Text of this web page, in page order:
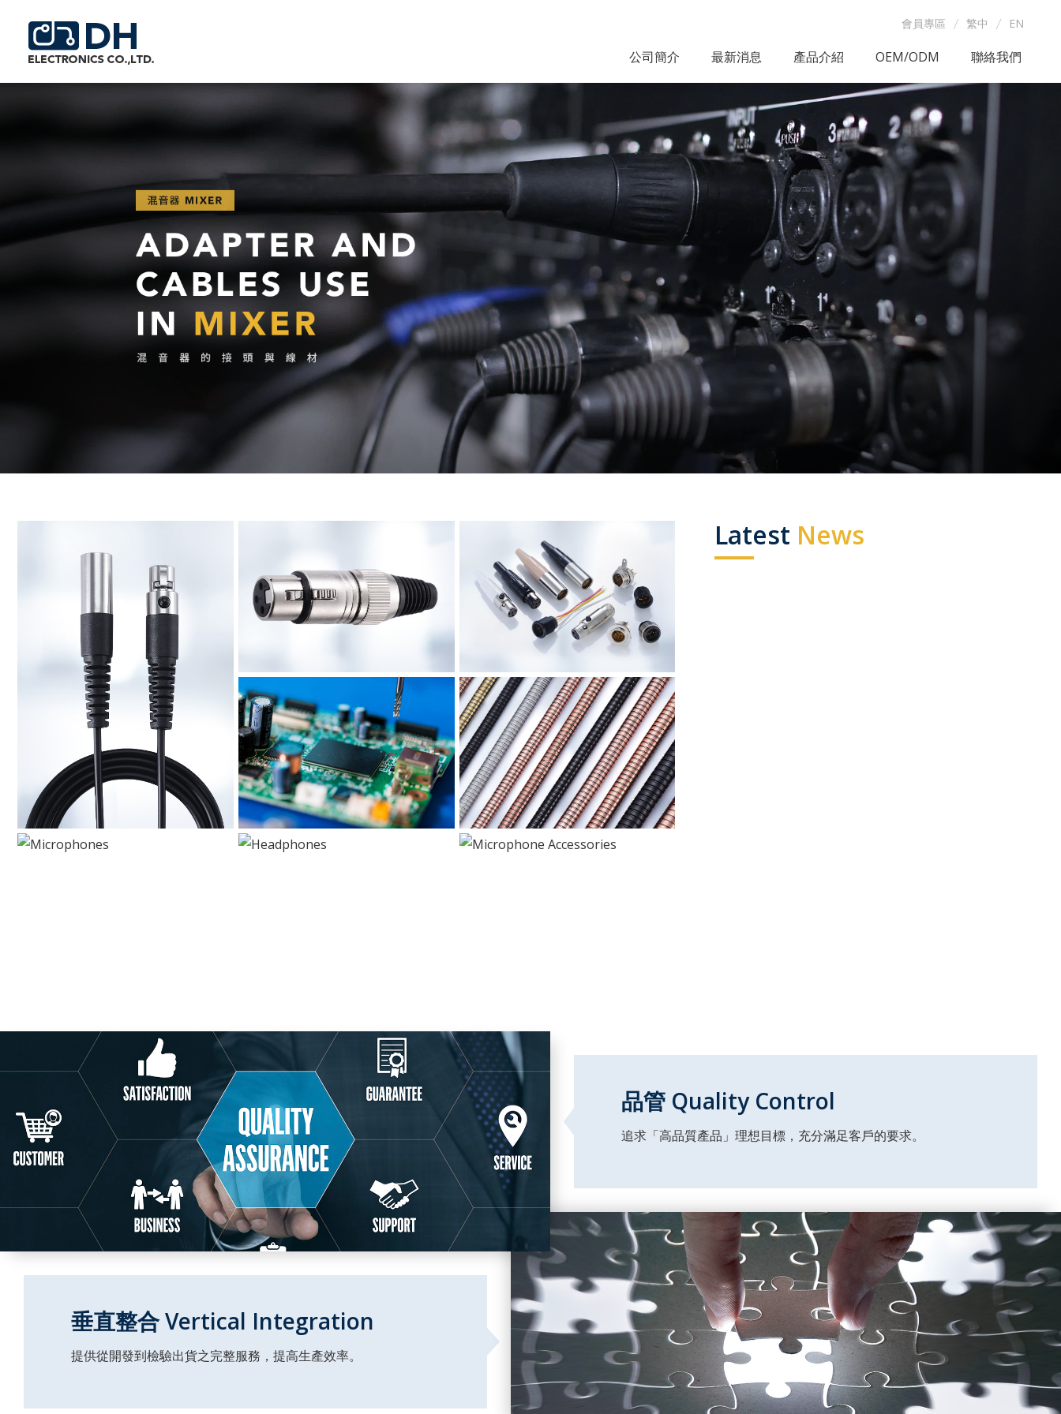
會員專區 繁中 EN
公司簡介 最新消息 產品介紹 OEM/ODM 聯絡我們
Latest News
品管 Quality Control
追求「高品質產品」理想目標，充分滿足客戶的要求。
垂直整合 Vertical Integration
提供從開發到檢驗出貨之完整服務，提高生產效率。